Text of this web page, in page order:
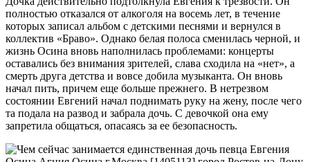
полностью отказался от алкоголя на восемь лет, в течение
которых записал альбом с детскими песнями и вернулся в
коллектив «Браво». Однако белая полоса сменилась черной, и
жизнь Осина вновь наполнилась проблемами: концерты
оставались без внимания зрителей, слава сходила на «нет», а
смерть друга детства и вовсе добила музыканта. Он вновь
начал пить, причем еще больше прежнего. В нетрезвом
состоянии Евгений начал поднимать руку на жену, после чего
та подала на развод и забрала дочь. С девочкой она ему
запретила общаться, опасаясь за ее безопасность.